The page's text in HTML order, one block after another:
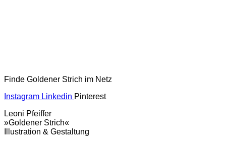
Finde Goldener Strich im Netz
Instagram Linkedin Pinterest
Leoni Pfeiffer
»Goldener Strich«
Illustration & Gestaltung